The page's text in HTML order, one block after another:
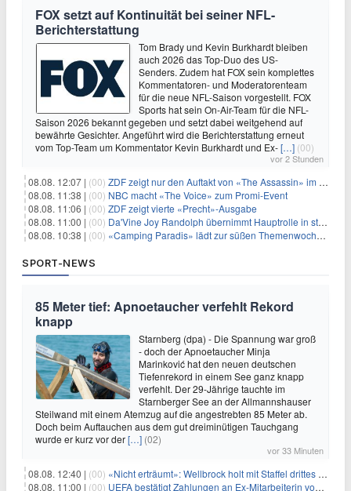
FOX setzt auf Kontinuität bei seiner NFL-
Berichterstattung
Tom Brady und Kevin Burkhardt bleiben
auch 2026 das Top-Duo des US-
Senders. Zudem hat FOX sein komplettes
Kommentatoren- und Moderatorenteam
für die neue NFL-Saison vorgestellt. FOX
Sports hat sein On-Air-Team für die NFL-
Saison 2026 bekannt gegeben und setzt dabei weitgehend auf
bewährte Gesichter. Angeführt wird die Berichterstattung erneut
vom Top-Team um Kommentator Kevin Burkhardt und Ex-[…] (00)
vor 2 Stunden
08.08. 12:07 | (00) ZDF zeigt nur den Auftakt von «The Assassin» im Fernsehen
08.08. 11:38 | (00) NBC macht «The Voice» zum Promi-Event
08.08. 11:06 | (00) ZDF zeigt vierte «Precht»-Ausgabe
08.08. 11:00 | (00) Da'Vine Joy Randolph übernimmt Hauptrolle in starbesetzter schwarzer Komödie
08.08. 10:38 | (00) «Camping Paradis» lädt zur süßen Themenwoche ein
SPORT-NEWS
85 Meter tief: Apnoetaucher verfehlt Rekord
knapp
Starnberg (dpa) - Die Spannung war groß
- doch der Apnoetaucher Minja
Marinković hat den neuen deutschen
Tiefenrekord in einem See ganz knapp
verfehlt. Der 29-Jährige tauchte im
Starnberger See an der Allmannshauser
Steilwand mit einem Atemzug auf die angestrebten 85 Meter ab.
Doch beim Auftauchen aus dem gut dreiminütigen Tauchgang
wurde er kurz vor der[…] (02)
vor 33 Minuten
08.08. 12:40 | (00) «Nicht erträumt»: Wellbrock holt mit Staffel drittes EM-Gold
08.08. 11:00 | (00) UEFA bestätigt Zahlungen an Ex-Mitarbeiterin von Infantino